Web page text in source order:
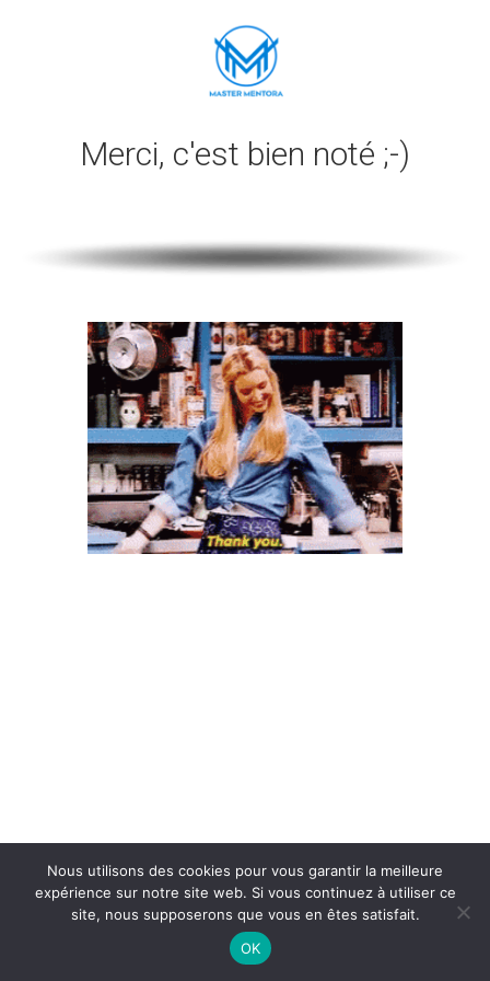
Merci, c'est bien noté ;-)
Nous utilisons des cookies pour vous garantir la meilleure
expérience sur notre site web. Si vous continuez à utiliser ce
site, nous supposerons que vous en êtes satisfait.
OK